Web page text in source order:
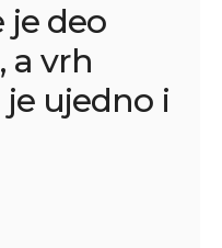
je deo
a vrh
ujedno i